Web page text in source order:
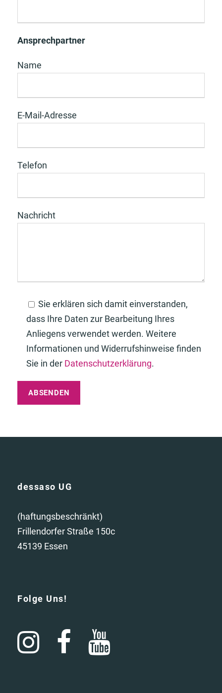
Ansprechpartner
Name
E-Mail-Adresse
Telefon
Nachricht
Sie erklären sich damit einverstanden,
dass Ihre Daten zur Bearbeitung Ihres
Anliegens verwendet werden. Weitere
Informationen und Widerrufshinweise finden
Sie in der Datenschutzerklärung.
dessaso UG
(haftungsbeschränkt)
Frillendorfer Straße 150c
45139 Essen
Folge Uns!